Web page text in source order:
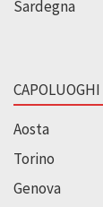
Sardegna
CAPOLUOGHI
Aosta
Torino
Genova